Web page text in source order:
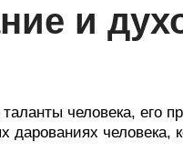
и
человека, его
дарованиях человека,